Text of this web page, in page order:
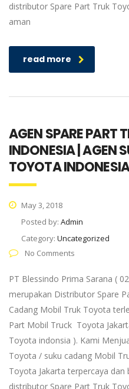
distributor Spare Part Truk
aman
read more
AGEN SPARE PART
INDONESIA | AGEN
TOYOTA INDONESIA
May 3, 2018
Posted by: Admin
Category: Uncategorized
No Comments
PT Blessindo Prima Sarana (
merupakan Distributor Spare
Cadang Mobil Truk Toyota
Part Mobil Truck Toyota
Toyota indonsia ). Kami
Toyota / suku cadang Mobil
Toyota Jakarta terpercaya
distributor Spare Part Truk